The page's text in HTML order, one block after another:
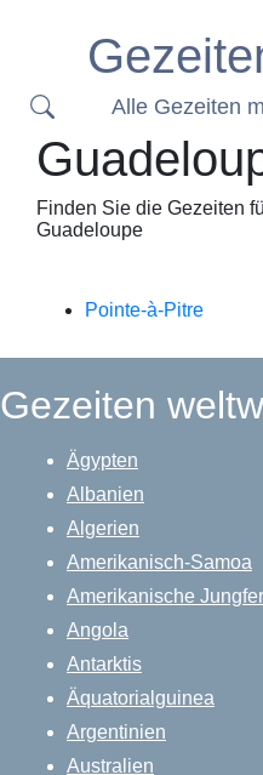
Alle Gezeiten
Finden Sie die Gezeiten
Guadeloupe
Pointe-à-Pitre
Gezeiten
Ägypten
Albanien
Algerien
Amerikanisch-Samoa
Amerikanische
Angola
Antarktis
Äquatorialguinea
Argentinien
Australien